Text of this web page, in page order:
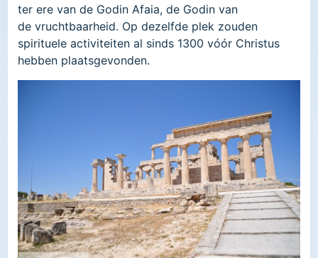
ter ere van de Godin Afaia, de Godin van
de vruchtbaarheid. Op dezelfde plek zouden
spirituele activiteiten al sinds 1300 vóór Christus
hebben plaatsgevonden.